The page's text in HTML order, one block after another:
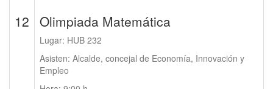
12 Olimpiada Matemática
Lugar: HUB 232
Asisten: Alcalde, concejal de Economía, Innovación y
Empleo